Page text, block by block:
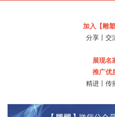
加入【雕
分享丨交
展现名
推广优
精进丨传